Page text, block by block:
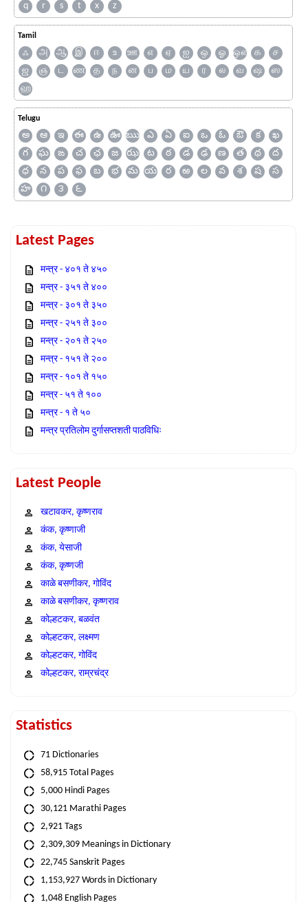
q
r s t x z
Tamil
ஃ அ ஆ இ ஈ உ ஊ எ ஏ ஐ ஒ ஓ ஔ க
ச
ஜ
ஞ ட ண த ந ன ப ம ய ர ல வ ஷ
ஸ
ஹ
Telugu
అ ఆ ఇ ఈ ఉ ఊ ఋ ఎ ఏ ఐ ఒ ఓ ఔ క
ఖ
గ
ఘ ఙ చ ఛ జ ఝ ట ఠ డ ఢ ణ త థ
ద
ధ
న ప ఫ బ భ మ య ర ఱ ల వ శ ష
స
హ
౧ ౩ ౬
Latest Pages
मन्त्र - ४०१ ते ४५०
मन्त्र - ३५१ ते ४००
मन्त्र - ३०१ ते ३५०
मन्त्र - २५१ ते ३००
मन्त्र - २०१ ते २५०
मन्त्र - १५१ ते २००
मन्त्र - १०१ ते १५०
मन्त्र - ५१ ते १००
मन्त्र - १ ते ५०
मन्त्र प्रतिलोम दुर्गासप्तशती पाठविधिः
Latest People
खटावकर, कृष्णराव
कंक, कृष्णाजी
कंक, येसाजी
कंक, कृष्णजी
काळे बसणीकर, गोविंद
काळे बसणीकर, कृष्णराव
कोल्हटकर, बळवंत
कोल्हटकर, लक्ष्मण
कोल्हटकर, गोविंद
कोल्हटकर, राम्रचंद्र
Statistics
71 Dictionaries
58,915 Total Pages
5,000 Hindi Pages
30,121 Marathi Pages
2,921 Tags
2,309,309 Meanings in Dictionary
22,745 Sanskrit Pages
1,153,927 Words in Dictionary
1,048 English Pages